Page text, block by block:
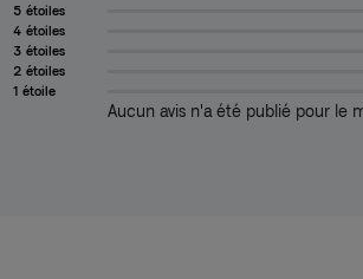
5 étoiles
4 étoiles
3 étoiles
2 étoiles
1 étoile
Aucun avis n'a été publié pour le